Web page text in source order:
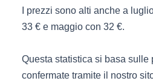
I prezzi sono alti anche a
33 € e maggio con 32 €.
Questa statistica si basa sulle
confermate tramite il nostro